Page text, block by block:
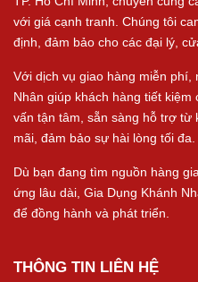
với giá cạnh tranh. Chúng tôi
định, đảm bảo cho các đại lý,
Với dịch vụ giao hàng miễn phí,
Nhân giúp khách hàng tiết
vấn tận tâm, sẵn sàng hỗ trợ từ
mãi, đảm bảo sự hài lòng tối đa.
Dù bạn đang tìm nguồn hàng
ứng lâu dài, Gia Dụng Khánh
để đồng hành và phát triển.
THÔNG TIN LIÊN HỆ